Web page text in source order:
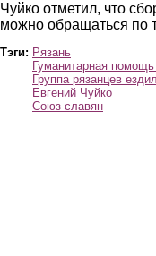
Чуйко отметил, что
можно обращаться по
Тэги: Рязань
Гуманитарная
Группа рязанцев
Евгений Чуйко
Союз славян